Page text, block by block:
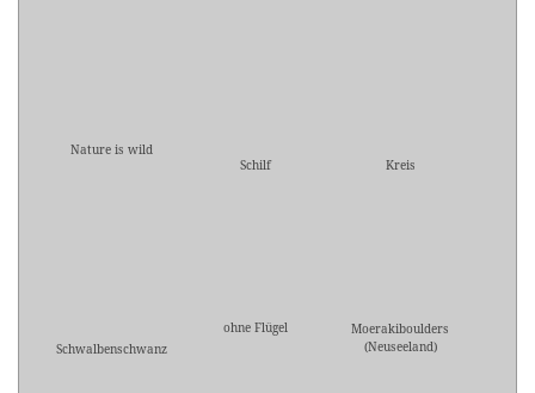
Nature is wild
Schilf
Kreis
Schwalbenschwanz
ohne Flügel
Moerakiboulders
(Neuseeland)